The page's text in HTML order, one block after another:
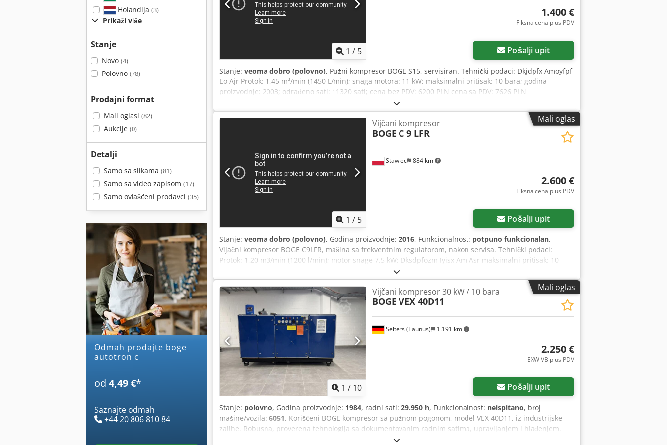
Holandija (3)
Prikaži više
Stanje
Novo (4)
Polovno (78)
Prodajni format
Mali oglasi (82)
Aukcije (0)
Detalji
Samo sa slikama (81)
Samo sa video zapisom (17)
Samo ovlašćeni prodavci (35)
Odmah prodajte boge
autotronic
od 4,49 €*
Saznajte odmah
+44 20 806 810 84
1 / 5
1.400 €
Fiksna cena plus PDV
Pošalji upit
Stanje: veoma dobro (polovno), Pužni kompresor BOGE S15, servisiran. Tehnički podaci: Dkjdpfx Amoyfpf
Eo Ajr Protok: 1,45 m³/min (1450 L/min); snaga motora: 11 kW; maksimalni pritisak: 10 bara; godina
proizvodnje: 2003; odrađeno sati: 11320 sati; cena bez PDV: 6200 PLN cena sa PDV: 7626 PLN
Mali oglas
1 / 5
Stawiec 884 km
Vijčani kompresor
BOGE C 9 LFR
2.600 €
Fiksna cena plus PDV
Pošalji upit
Stanje: veoma dobro (polovno), Godina proizvodnje: 2016, Funkcionalnost: potpuno funkcionalan,
Vijačni kompresor BOGE C9LFR, mašina sa frekventnim regulatorom, nakon servisa. Tehnički podaci:
Protok: 1,20 m3/min (1200 l/min); motor snage 7,5 kW; Dksdpfozm Iyisx Am Asr maksimalni pritisak: 10
bara; godina proizvodnje: 2016; radni sati: 3383 h; neto cena: 11200 PLN bruto cena: 13776 PLN Ispod je
video.
Mali oglas
1 / 10
Selters (Taunus) 1.191 km
Vijčani kompresor 30 kW / 10 bara
BOGE VEX 40D11
2.250 €
EXW VB plus PDV
Pošalji upit
Stanje: polovno, Godina proizvodnje: 1984, radni sati: 29.950 h, Funkcionalnost: neispitano, broj
mašine/vozila: 6051, Korišćeni BOGE kompresor sa pužnom pogonom, model VEX 40D11, iz industrijske
zalihe. Robusna, proverena tehnologija sa dokumentovanim radnim satima, upravljanjem i hlađenjem.
Pogodan za radionicu, kao rezervni uređaj ili za dalju upotrebu. Tehnički podaci: - Snaga: 30 kW